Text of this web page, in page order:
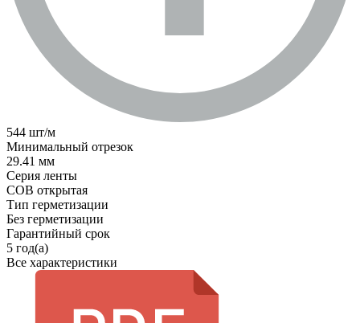
544 шт/м
Минимальный отрезок
29.41 мм
Серия ленты
COB открытая
Тип герметизации
Без герметизации
Гарантийный срок
5 год(а)
Все характеристики